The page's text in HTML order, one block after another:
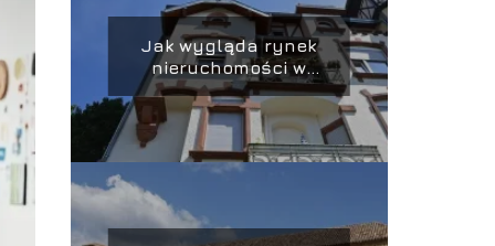
Jak wygląda rynek
nieruchomości w
Polsce?